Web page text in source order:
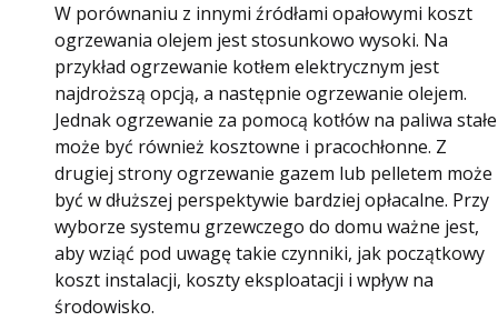
W porównaniu z innymi źródłami opałowymi koszt
ogrzewania olejem jest stosunkowo wysoki. Na
przykład ogrzewanie kotłem elektrycznym jest
najdroższą opcją, a następnie ogrzewanie olejem.
Jednak ogrzewanie za pomocą kotłów na paliwa stałe
może być również kosztowne i pracochłonne. Z
drugiej strony ogrzewanie gazem lub pelletem może
być w dłuższej perspektywie bardziej opłacalne. Przy
wyborze systemu grzewczego do domu ważne jest,
aby wziąć pod uwagę takie czynniki, jak początkowy
koszt instalacji, koszty eksploatacji i wpływ na
środowisko.